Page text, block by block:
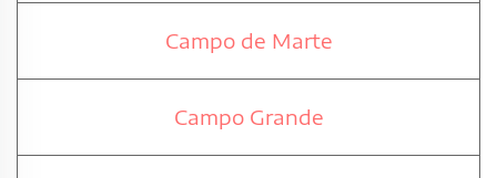
Campo de Marte
Campo Grande